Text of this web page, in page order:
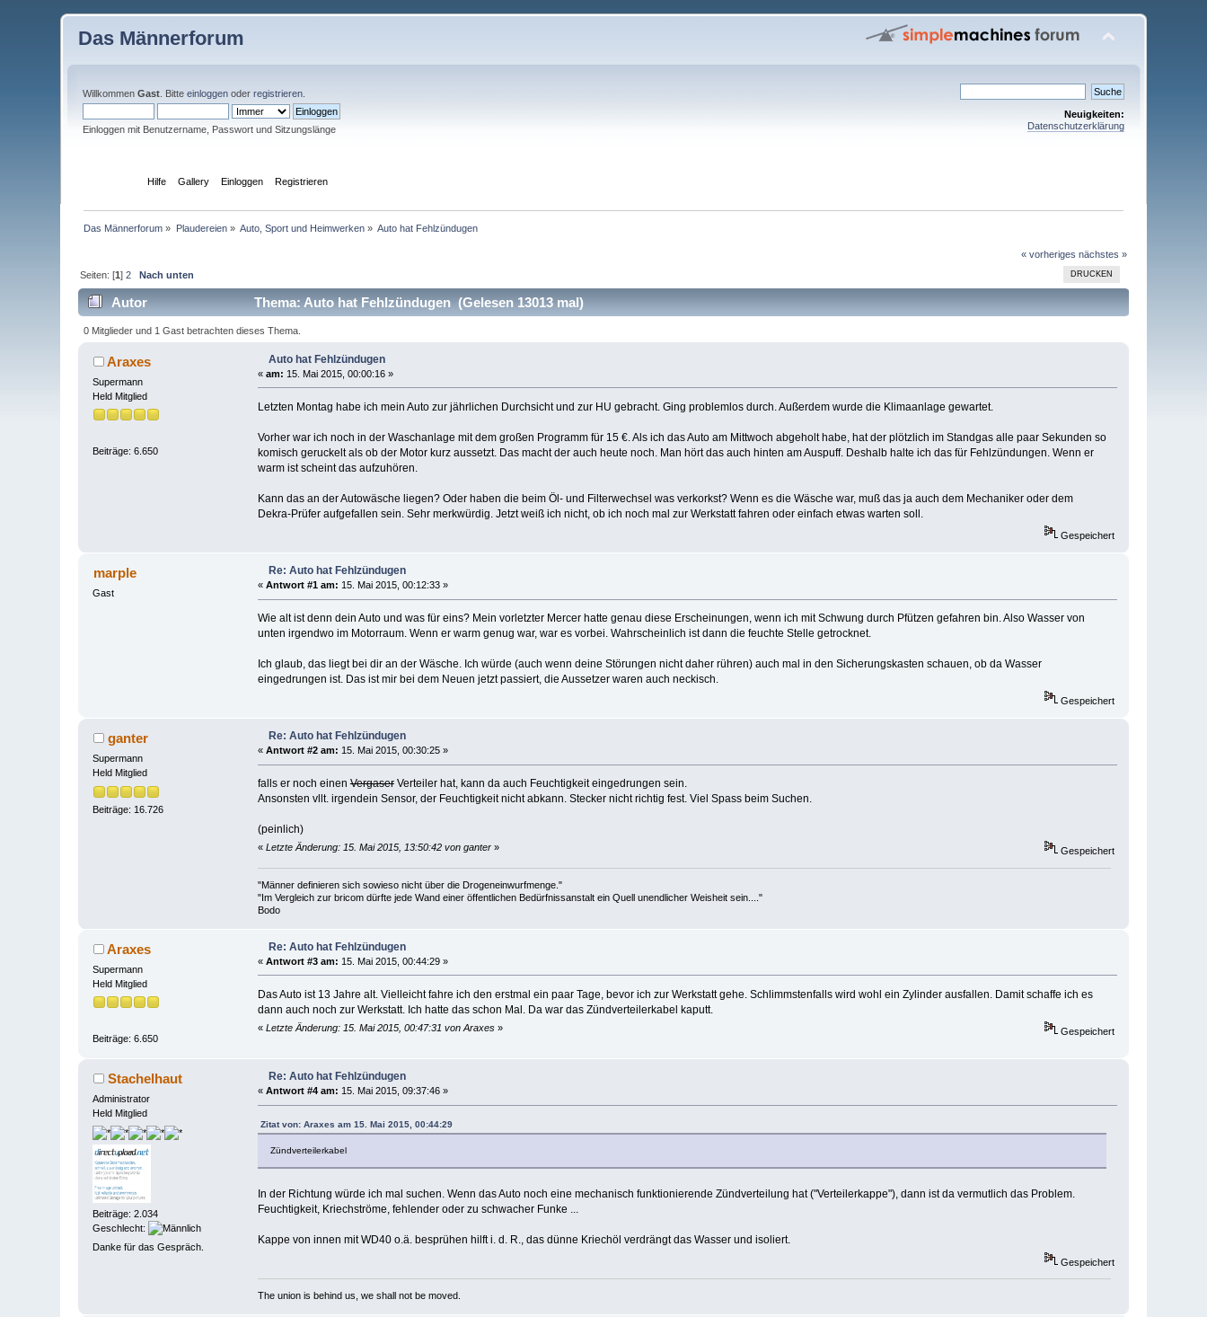
Das Männerforum
WillkommenGast . Bitteeinloggen oderregistrieren
Einloggen mit Benutzername, Passwort und Sitzungslänge
Neuigkeiten:
Datenschutzerklärung
Hilfe Gallery Einloggen Registrieren
Das Männerforum » Plaudereien» Auto, Sport und Heimwerken » Auto hat Fehlzündugen
« vorheriges nächstes »
DRUCKEN
Seiten: [1]2 Nach unten
Autor Thema: Auto hat Fehlzündugen (Gelesen 13013 mal)
0 Mitglieder und 1 Gast betrachten dieses Thema.
Araxes
Supermann
Held Mitglied
Beiträge: 6.650
Auto hat Fehlzündugen
« am: 15. Mai 2015, 00:00:16 »
Letzten Montag habe ich mein Auto zur jährlichen Durchsicht und zur HU gebracht. Ging problemlos durch. Außerdem wurde die Klimaanlage gewartet.
Vorher war ich noch in der Waschanlage mit dem großen Programm für 15 €. Als ich das Auto am Mittwoch abgeholt habe, hat der plötzlich im Standgas alle paar Sekunden so
komisch geruckelt als ob der Motor kurz aussetzt. Das macht der auch heute noch. Man hört das auch hinten am Auspuff. Deshalb halte ich das für Fehlzündungen. Wenn er
warm ist scheint das aufzuhören.
Kann das an der Autowäsche liegen? Oder haben die beim Öl- und Filterwechsel was verkorkst? Wenn es die Wäsche war, muß das ja auch dem Mechaniker oder dem
Dekra-Prüfer aufgefallen sein. Sehr merkwürdig. Jetzt weiß ich nicht, ob ich noch mal zur Werkstatt fahren oder einfach etwas warten soll.
Gespeichert
marple
Gast
Re: Auto hat Fehlzündugen
« Antwort #1 am: 15. Mai 2015, 00:12:33 »
Wie alt ist denn dein Auto und was für eins? Mein vorletzter Mercer hatte genau diese Erscheinungen, wenn ich mit Schwung durch Pfützen gefahren bin. Also Wasser von
unten irgendwo im Motorraum. Wenn er warm genug war, war es vorbei. Wahrscheinlich ist dann die feuchte Stelle getrocknet.
Ich glaub, das liegt bei dir an der Wäsche. Ich würde (auch wenn deine Störungen nicht daher rühren) auch mal in den Sicherungskasten schauen, ob da Wasser
eingedrungen ist. Das ist mir bei dem Neuen jetzt passiert, die Aussetzer waren auch neckisch.
Gespeichert
ganter
Supermann
Held Mitglied
Beiträge: 16.726
Re: Auto hat Fehlzündugen
« Antwort #2 am: 15. Mai 2015, 00:30:25 »
falls er noch einenVergaserVerteiler hat, kann da auch Feuchtigkeit eingedrungen sein.
Ansonsten vllt. irgendein Sensor, der Feuchtigkeit nicht abkann. Stecker nicht richtig fest. Viel Spass beim Suchen.
(peinlich)
« Letzte Änderung: 15. Mai 2015, 13:50:42 von ganter» Gespeichert
"Männer definieren sich sowieso nicht über die Drogeneinwurfmenge."
"Im Vergleich zur bricom dürfte jede Wand einer öffentlichen Bedürfnissanstalt ein Quell unendlicher Weisheit sein...."
Bodo
Araxes
Supermann
Held Mitglied
Beiträge: 6.650
Re: Auto hat Fehlzündugen
« Antwort #3 am: 15. Mai 2015, 00:44:29 »
Das Auto ist 13 Jahre alt. Vielleicht fahre ich den erstmal ein paar Tage, bevor ich zur Werkstatt gehe. Schlimmstenfalls wird wohl ein Zylinder ausfallen. Damit schaffe ich es
dann auch noch zur Werkstatt. Ich hatte das schon Mal. Da war das Zündverteilerkabel kaputt.
« Letzte Änderung: 15. Mai 2015, 00:47:31 von Araxes» Gespeichert
Stachelhaut
Administrator
Held Mitglied
Beiträge: 2.034
Geschlecht:
Danke für das Gespräch.
Re: Auto hat Fehlzündugen
« Antwort #4 am: 15. Mai 2015, 09:37:46 »
Zitat von: Araxes am 15. Mai 2015, 00:44:29
Zündverteilerkabel
In der Richtung würde ich mal suchen. Wenn das Auto noch eine mechanisch funktionierende Zündverteilung hat ("Verteilerkappe"), dann ist da vermutlich das Problem.
Feuchtigkeit, Kriechströme, fehlender oder zu schwacher Funke ...
Kappe von innen mit WD40 o.ä. besprühen hilft i. d. R., das dünne Kriechöl verdrängt das Wasser und isoliert.
Gespeichert
The union is behind us, we shall not be moved.